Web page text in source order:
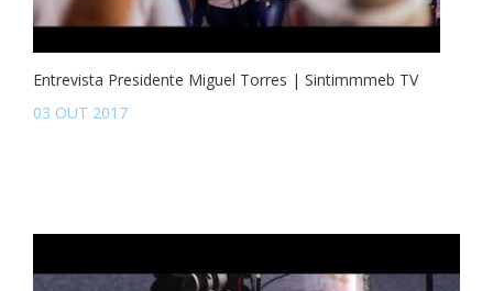
Entrevista Presidente Miguel Torres | Sintimmmeb TV
03 OUT 2017